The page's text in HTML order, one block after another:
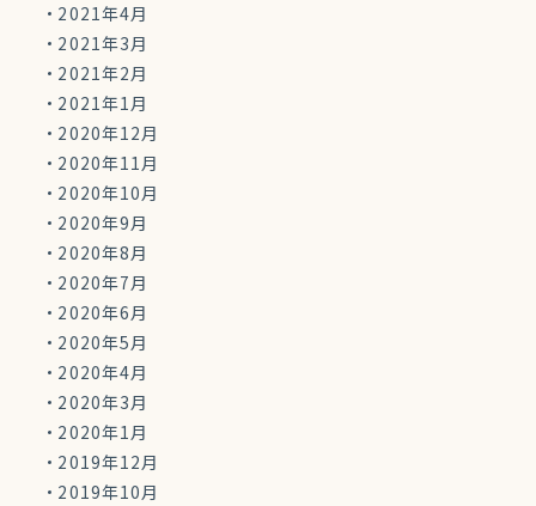
2021年4月
2021年3月
2021年2月
2021年1月
2020年12月
2020年11月
2020年10月
2020年9月
2020年8月
2020年7月
2020年6月
2020年5月
2020年4月
2020年3月
2020年1月
2019年12月
2019年10月